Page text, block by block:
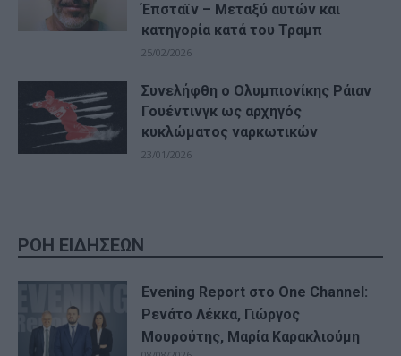
Έπσταϊν – Μεταξύ αυτών και
κατηγορία κατά του Τραμπ
25/02/2026
Συνελήφθη ο Ολυμπιονίκης Ράιαν
Γουέντινγκ ως αρχηγός
κυκλώματος ναρκωτικών
23/01/2026
ΡΟΗ ΕΙΔΗΣΕΩΝ
Evening Report στο One Channel:
Ρενάτο Λέκκα, Γιώργος
Μουρούτης, Μαρία Καρακλιούμη